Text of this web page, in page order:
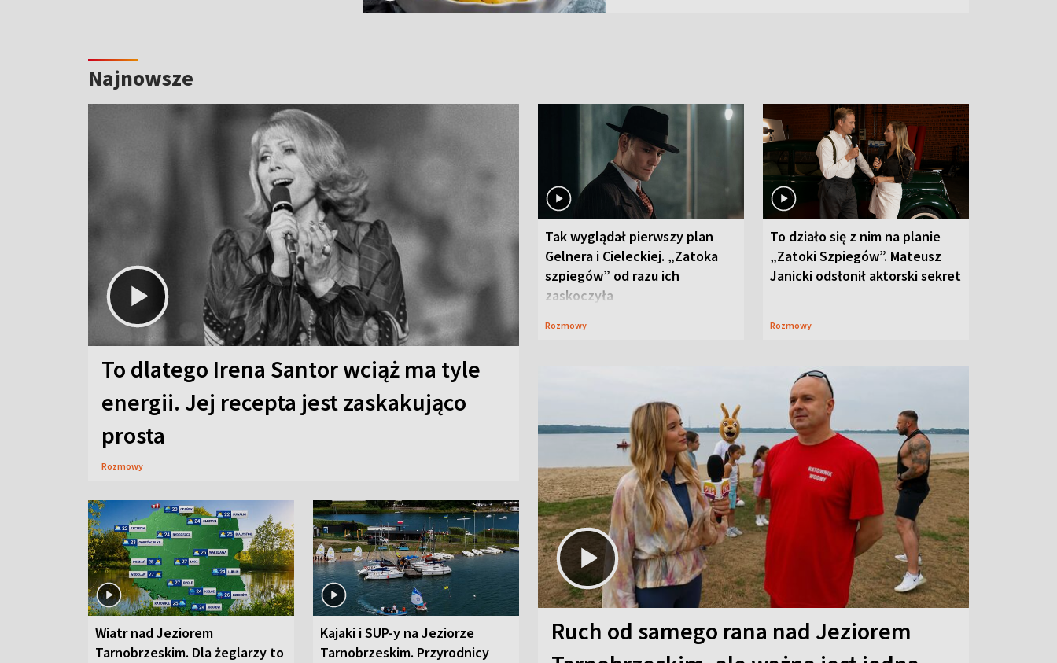
Najnowsze
To dlatego Irena Santor wciąż ma tyle
energii. Jej recepta jest zaskakująco
prosta
Rozmowy
Tak wyglądał pierwszy plan
Gelnera i Cieleckiej. „Zatoka
szpiegów” od razu ich
zaskoczyła
Rozmowy
To działo się z nim na planie
„Zatoki Szpiegów”. Mateusz
Janicki odsłonił aktorski sekret
Rozmowy
Wiatr nad Jeziorem
Tarnobrzeskim. Dla żeglarzy to
Kajaki i SUP-y na Jeziorze
Tarnobrzeskim. Przyrodnicy
Ruch od samego rana nad Jeziorem